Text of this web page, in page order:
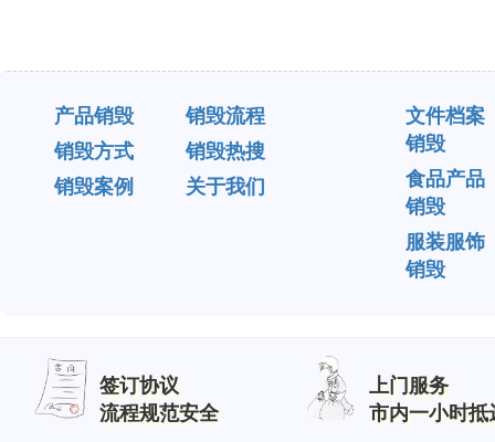
产品销毁
销毁流程
销毁方式
销毁热搜
销毁案例
关于我们
文件档案
销毁
食品产品
销毁
服装服饰
销毁
签订协议
流程规范安全
上门服务
市内一小时抵